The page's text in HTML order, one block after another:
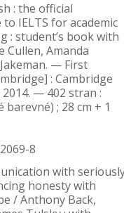
: the official
IELTS for academic
: student’s book with
Cullen, Amanda
— First
: Cambridge
— 402 stran :
; 28 cm + 1
8
with
honesty with
/ Anthony Back,